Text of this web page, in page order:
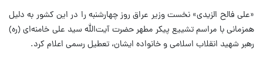
«علی فالح الزیدی» نخست وزیر عراق روز چهارشنبه را در این کشور به دلیل
همزمانی با مراسم تشییع پیکر مطهر حضرت آیت‌الله سید علی خامنه‌ای (ره)
رهبر شهید انقلاب اسلامی و خانواده ایشان، تعطیل رسمی اعلام کرد.